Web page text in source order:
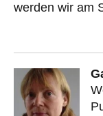
werden wir am